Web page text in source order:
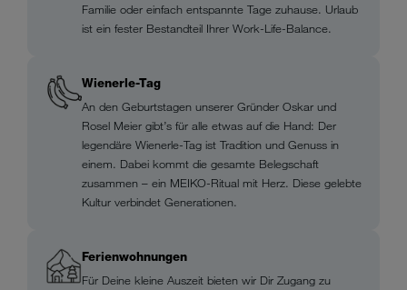
Familie oder einfach entspannte Tage zuhause. Urlaub
ist ein fester Bestandteil Ihrer Work-Life-Balance.
Wienerle-Tag
An den Geburtstagen unserer Gründer Oskar und
Rosel Meier gibt’s für alle etwas auf die Hand: Der
legendäre Wienerle-Tag ist Tradition und Genuss in
einem. Dabei kommt die gesamte Belegschaft
zusammen – ein MEIKO-Ritual mit Herz. Diese gelebte
Kultur verbindet Generationen.
Ferienwohnungen
Für Deine kleine Auszeit bieten wir Dir Zugang zu